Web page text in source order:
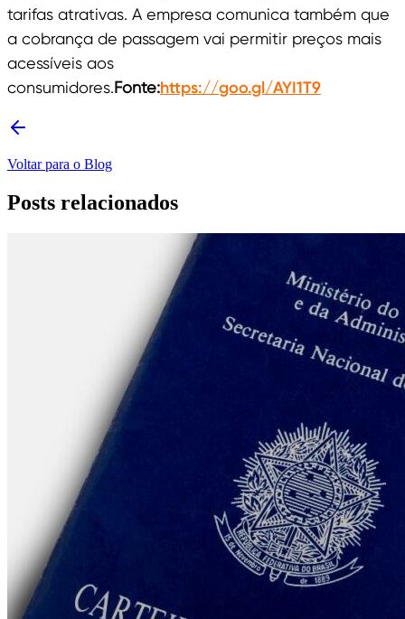
tarifas atrativas. A empresa comunica também que
a cobrança de passagem vai permitir preços mais
acessíveis aos
consumidores.Fonte:https://goo.gl/AYI1T9
Voltar para o Blog
Posts relacionados